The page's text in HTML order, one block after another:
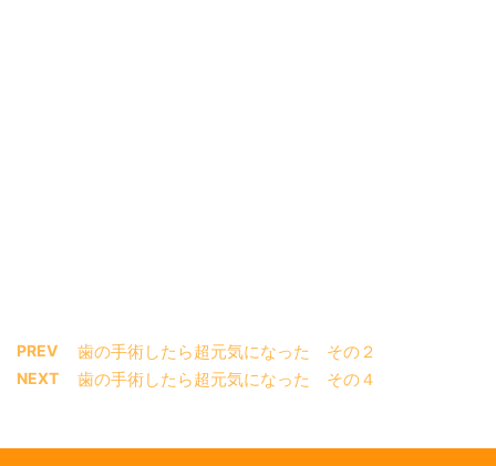
PREV 歯の手術したら超元気になった その２
NEXT 歯の手術したら超元気になった その４